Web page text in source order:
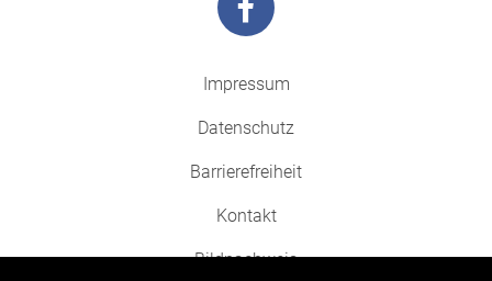
Impressum
Datenschutz
Barrierefreiheit
Kontakt
Bildnachweis